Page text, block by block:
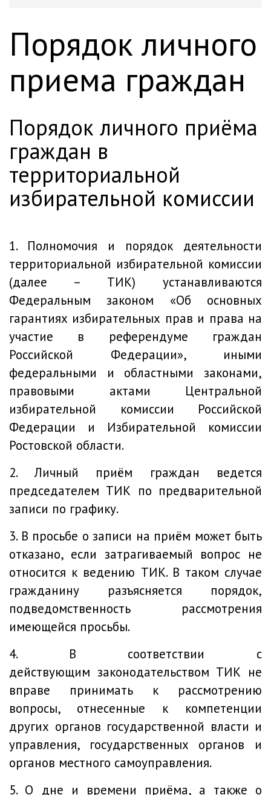
Порядок личного
приема граждан
порядок личного приёма
граждан в
территориальной
избирательной комиссии
1. Полномочия и порядок деятельности
территориальной избирательной комиссии
(далее – ТИК) устанавливаются
Федеральным законом «Об основных
гарантиях избирательных прав и права на
участие в референдуме граждан
Российской Федерации», иными
федеральными и областными законами,
правовыми актами Центральной
избирательной комиссии Российской
Федерации и Избирательной комиссии
Ростовской области.
2. Личный приём граждан ведется
председателем ТИК по предварительной
записи по графику.
3. В просьбе о записи на приём может быть
отказано, если затрагиваемый вопрос не
относится к ведению ТИК. В таком случае
гражданину разъясняется порядок,
подведомственность рассмотрения
имеющейся просьбы.
4. В соответствии с
действующим законодательством ТИК не
вправе принимать к рассмотрению
вопросы, отнесенные к компетенции
других органов государственной власти и
управления, государственных органов и
органов местного самоуправления.
5. О дне и времени приёма, а также о